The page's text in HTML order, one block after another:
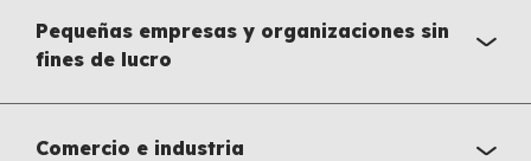
Pequeñas empresas y organizaciones sin
fines de lucro
Comercio e industria